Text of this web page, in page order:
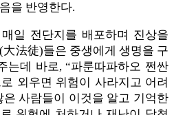
을 반영한다.
일 전단지를 배포하며 진상을
法徒)들은 중생에게 생명을 구
는데 바로, “파룬따파하오 쩐싼
외우면 위험이 사라지고 어려
사람들이 이것을 알고 기억한